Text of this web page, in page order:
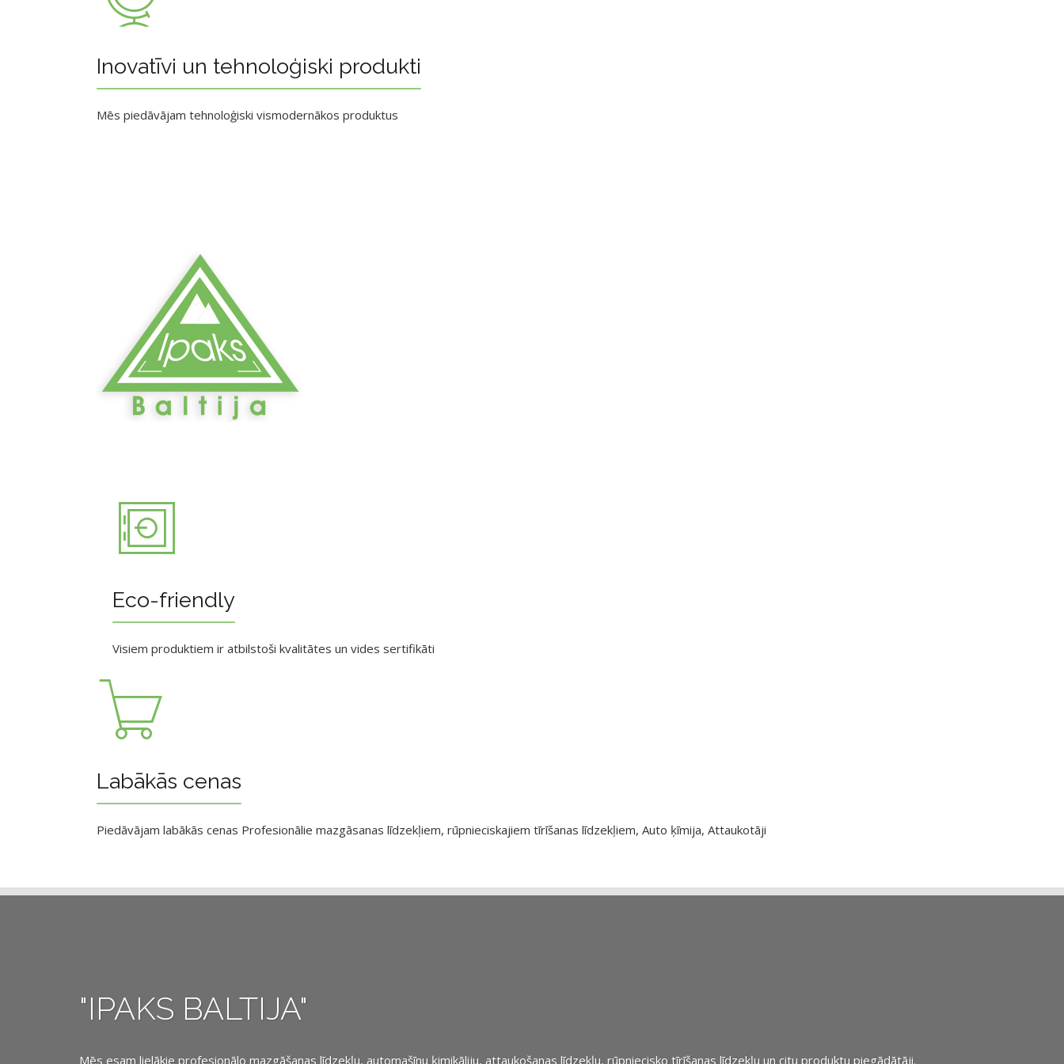
Inovatīvi un tehnoloģiski produkti
Mēs piedāvājam tehnoloģiski vismodernākos produktus
Eco-friendly
Visiem produktiem ir atbilstoši kvalitātes un vides sertifikāti
Labākās cenas
Piedāvājam labākās cenas Profesionālie mazgāsanas līdzekļiem, rūpnieciskajiem tīrīšanas līdzekļiem, Auto ķīmija, Attaukotāji
"IPAKS BALTIJA"
Mēs esam lielākie profesionālo mazgāšanas līdzekļu, automašīnu ķimikāliju, attaukošanas līdzekļu, rūpniecisko tīrīšanas līdzekļu un citu produktu piegādātāji.